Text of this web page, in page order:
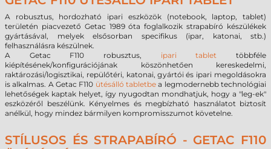
A robusztus, hordozható ipari eszközök (notebook, laptop, tablet)
területén piacvezető Getac 1989 óta foglalkozik strapabíró készülékek
gyártásával, melyek elsősorban specifikus (ipar, katonai, stb.)
felhasználásra készülnek.
A Getac F110 robusztus, ipari tablet többféle
kiépítésének/konfigurációjának köszönhetően kereskedelmi,
raktározási/logisztikai, repülőtéri, katonai, gyártói és ipari megoldásokra
is alkalmas. A Getac F110 ütésálló tabletbe a legmodernebb technológiai
lehetőségek kaptak helyet, így nyugodtan mondhatjuk, hogy a "leg-ek"
eszközéről beszélünk. Kényelmes és megbízható használatot biztosít
anélkül, hogy mindez bármilyen kompromisszumot követelne.
STÍLUSOS ÉS STRAPABÍRÓ - GETAC F110